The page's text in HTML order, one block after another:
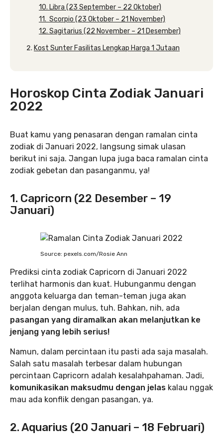
10. Libra (23 September – 22 Oktober)
11. Scorpio (23 Oktober – 21 November)
12. Sagitarius (22 November – 21 Desember)
Kost Sunter Fasilitas Lengkap Harga 1 Jutaan
Horoskop Cinta Zodiak Januari
2022
Buat kamu yang penasaran dengan ramalan cinta
zodiak di Januari 2022, langsung simak ulasan
berikut ini saja. Jangan lupa juga baca ramalan cinta
zodiak gebetan dan pasanganmu, ya!
1. Capricorn (22 Desember – 19
Januari)
Source: pexels.com/Rosie Ann
Prediksi cinta zodiak Capricorn di Januari 2022
terlihat harmonis dan kuat. Hubunganmu dengan
anggota keluarga dan teman-teman juga akan
berjalan dengan mulus, tuh. Bahkan, nih, ada
pasangan yang diramalkan akan melanjutkan ke
jenjang yang lebih serius!
Namun, dalam percintaan itu pasti ada saja masalah.
Salah satu masalah terbesar dalam hubungan
percintaan Capricorn adalah kesalahpahaman. Jadi,
komunikasikan maksudmu dengan jelas kalau nggak
mau ada konflik dengan pasangan, ya.
2. Aquarius (20 Januari – 18 Februari)